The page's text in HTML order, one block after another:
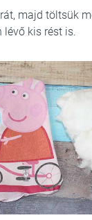
majd töltsük
lévő kis rést is.